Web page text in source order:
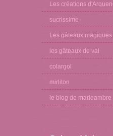
Les créations
sucrissime
Les gâteaux
les gâteaux de val
colargol
mirliton
le blog de marieambre